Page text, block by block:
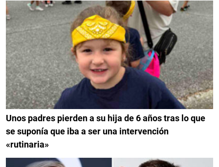
Unos padres pierden a su hija de 6 años tras lo que
se suponía que iba a ser una intervención
«rutinaria»